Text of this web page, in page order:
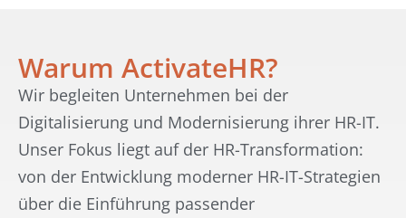
Warum ActivateHR?
Wir begleiten Unternehmen bei der
Digitalisierung und Modernisierung ihrer HR-IT.
Unser Fokus liegt auf der HR-Transformation:
von der Entwicklung moderner HR-IT-Strategien
über die Einführung passender